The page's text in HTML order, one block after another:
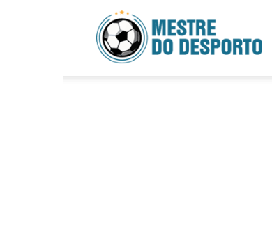
Mestre
Do
Desporto